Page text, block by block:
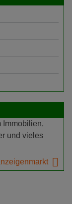
Immobilien,
und vieles